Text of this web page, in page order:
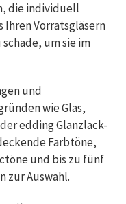
die individuell
Vorratsgläsern
um sie im
und
wie Glas,
edding Glanzlack-
Farbtöne,
und bis zu fünf
zur Auswahl.